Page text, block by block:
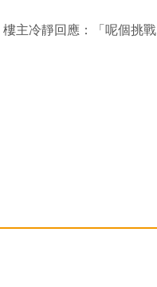
主冷靜回應：「呢個挑戰